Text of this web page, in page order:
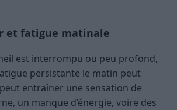
et fatigue matinale
est interrompu ou peu profond,
persistante le matin peut
entraîner une sensation de
un manque d’énergie, voire des